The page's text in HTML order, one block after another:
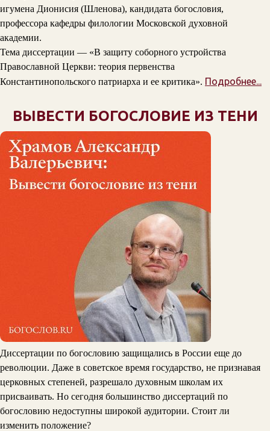
игумена Дионисия (Шленова), кандидата богословия,
профессора кафедры филологии Московской духовной
академии.
Тема диссертации — «В защиту соборного устройства
Православной Церкви: теория первенства
Константинопольского патриарха и ее критика». Подробнее...
ВЫВЕСТИ БОГОСЛОВИЕ ИЗ ТЕНИ
Диссертации по богословию защищались в России еще до
революции. Даже в советское время государство, не признавая
церковных степеней, разрешало духовным школам их
присваивать. Но сегодня большинство диссертаций по
богословию недоступны широкой аудитории. Стоит ли
изменить положение?